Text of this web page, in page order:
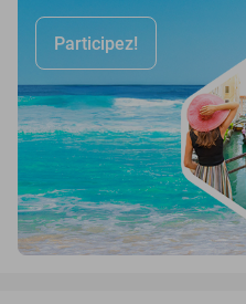
Participez!